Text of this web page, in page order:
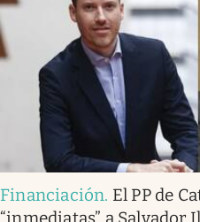
Financiación. El PP de
“inmediatas” a Salvador